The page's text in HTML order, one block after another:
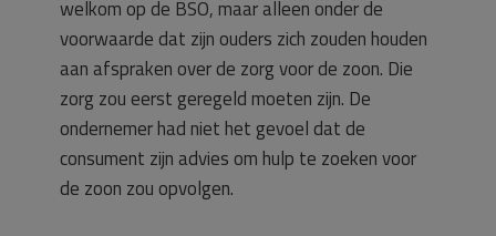
welkom op de BSO, maar alleen onder de
voorwaarde dat zijn ouders zich zouden houden
aan afspraken over de zorg voor de zoon. Die
zorg zou eerst geregeld moeten zijn. De
ondernemer had niet het gevoel dat de
consument zijn advies om hulp te zoeken voor
de zoon zou opvolgen.